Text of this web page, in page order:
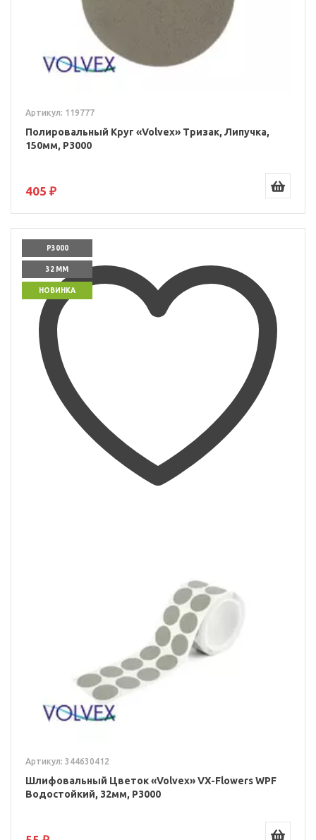
Артикул: 119777
Полировальный Круг «Volvex» Тризак, Липучка,
150мм, P3000
405 ₽
P3000
32 ММ
НОВИНКА
Артикул: 344630412
Шлифовальный Цветок «Volvex» VX-Flowers WPF
Водостойкий, 32мм, P3000